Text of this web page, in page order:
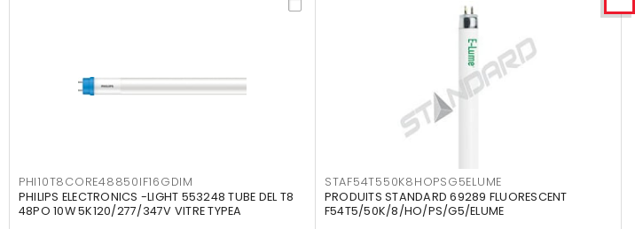
PHI10T8CORE48850IF16GDIM
PHILIPS ELECTRONICS -LIGHT 553248 TUBE DEL T8
48PO 10W 5K120/277/347V VITRE TYPEA
STAF54T550K8HOPSG5ELUME
PRODUITS STANDARD 69289 FLUORESCENT
F54T5/50K/8/HO/PS/G5/ELUME